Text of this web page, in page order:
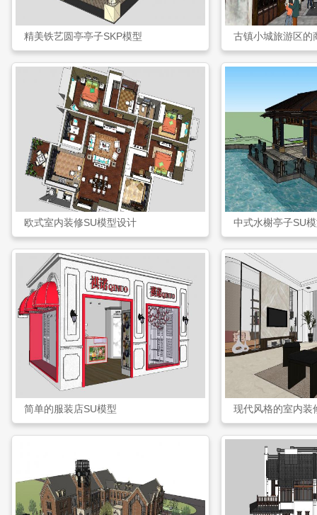
精美铁艺圆亭亭子SKP模型 古镇小城旅游区的
欧式室内装修SU模型设计 中式水榭亭子SU
简单的服装店SU模型 现代风格的室内装